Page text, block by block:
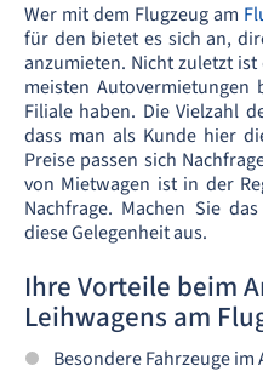
Wer mit dem Flugzeug am
für den bietet es sich an,
anzumieten. Nicht zuletzt
meisten
Filiale haben. Die Vielzahl
dass man als Kunde hier
Preise passen sich
von Mietwagen ist in der
Nachfrage. Machen Sie
diese Gelegenheit aus.
Ihre Vorteile beim
Leihwagens am
Besondere Fahrzeuge im